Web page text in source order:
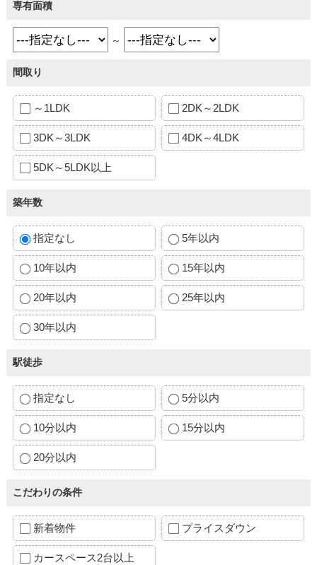
専有面積
～
間取り
～1LDK 2DK～2LDK
3DK～3LDK 4DK～4LDK
5DK～5LDK以上
築年数
指定なし 5年以内
10年以内 15年以内
20年以内 25年以内
30年以内
駅徒歩
指定なし 5分以内
10分以内 15分以内
20分以内
こだわりの条件
新着物件 プライスダウン
カースペース2台以上